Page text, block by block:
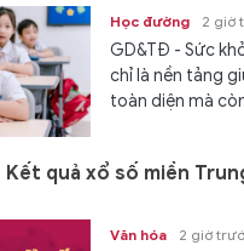
Học đường 2 giờ
GD&TĐ - Sức
chỉ là nền tảng
toàn diện mà
Kết quả xổ số miền
Văn hóa 2 giờ